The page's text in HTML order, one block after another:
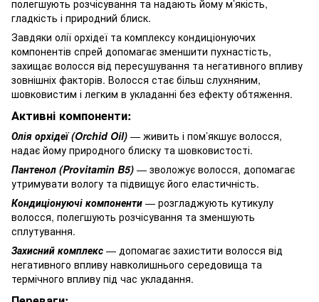
полегшують розчісування та надають йому м’якість,
гладкість і природний блиск.
Завдяки олії орхідеї та комплексу кондиціонуючих
компонентів спрей допомагає зменшити пухнастість,
захищає волосся від пересушування та негативного впливу
зовнішніх факторів. Волосся стає більш слухняним,
шовковистим і легким в укладанні без ефекту обтяження.
Активні компоненти:
Олія орхідеї (Orchid Oil) — живить і пом’якшує волосся,
надає йому природного блиску та шовковистості.
Пантенол (Provitamin B5) — зволожує волосся, допомагає
утримувати вологу та підвищує його еластичність.
Кондиціонуючі компоненти — розгладжують кутикулу
волосся, полегшують розчісування та зменшують
сплутування.
Захисний комплекс — допомагає захистити волосся від
негативного впливу навколишнього середовища та
термічного впливу під час укладання.